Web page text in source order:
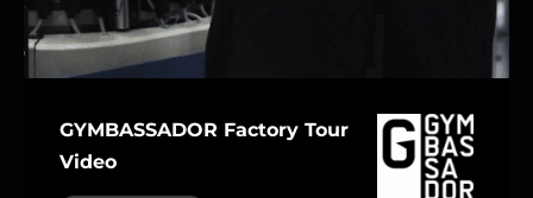
GYMBASSADOR Factory Tour
Video